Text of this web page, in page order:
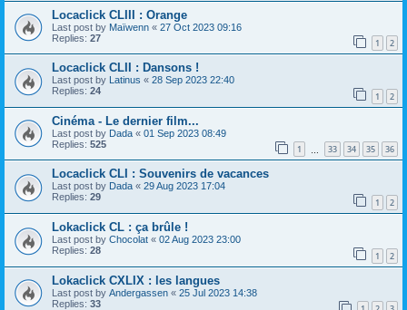
Locaclick CLIII : Orange
Last post by Maïwenn « 27 Oct 2023 09:16
Replies: 27 1 2
Locaclick CLII : Dansons !
Last post by Latinus « 28 Sep 2023 22:40
Replies: 24 1 2
Cinéma - Le dernier film...
Last post by Dada « 01 Sep 2023 08:49
Replies: 525 1 33 34 35 36
Locaclick CLI : Souvenirs de vacances
Last post by Dada « 29 Aug 2023 17:04
Replies: 29 1 2
Lokaclick CL : ça brûle !
Last post by Chocolat « 02 Aug 2023 23:00
Replies: 28 1 2
Lokaclick CXLIX : les langues
Last post by Andergassen « 25 Jul 2023 14:38
Replies: 33